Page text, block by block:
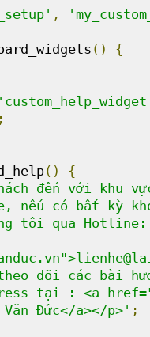
,
()
{
()
{
đến với khu
nếu có bất kỳ
tôi qua Hotline:
dõi các bài
tại : <a
Đức</a></p>' ;